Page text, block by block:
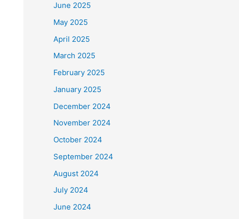
June 2025
May 2025
April 2025
March 2025
February 2025
January 2025
December 2024
November 2024
October 2024
September 2024
August 2024
July 2024
June 2024